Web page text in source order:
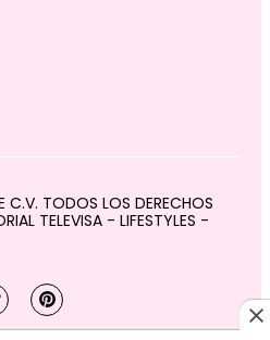
C.V. TODOS LOS DERECHOS
TELEVISA - LIFESTYLES -
pinterest